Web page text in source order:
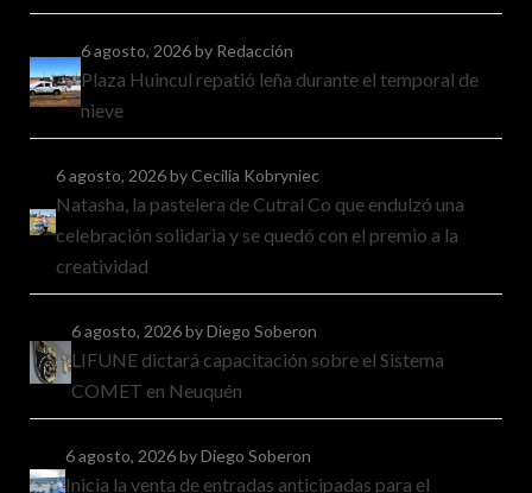
6 agosto, 2026by Redacción
Plaza Huincul repatió leña durante el temporal de
nieve
6 agosto, 2026by Cecilia Kobryniec
Natasha, la pastelera de Cutral Co que endulzó una
celebración solidaria y se quedó con el premio a la
creatividad
6 agosto, 2026by Diego Soberon
LIFUNE dictará capacitación sobre el Sistema
COMET en Neuquén
6 agosto, 2026by Diego Soberon
Inicia la venta de entradas anticipadas para el